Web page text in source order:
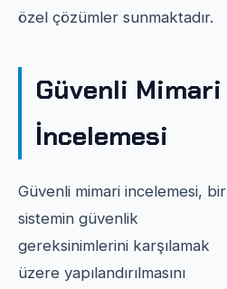
özel çözümler sunmaktadır.
Güvenli Mimari
İncelemesi
Güvenli mimari incelemesi, bir
sistemin güvenlik
gereksinimlerini karşılamak
üzere yapılandırılmasını